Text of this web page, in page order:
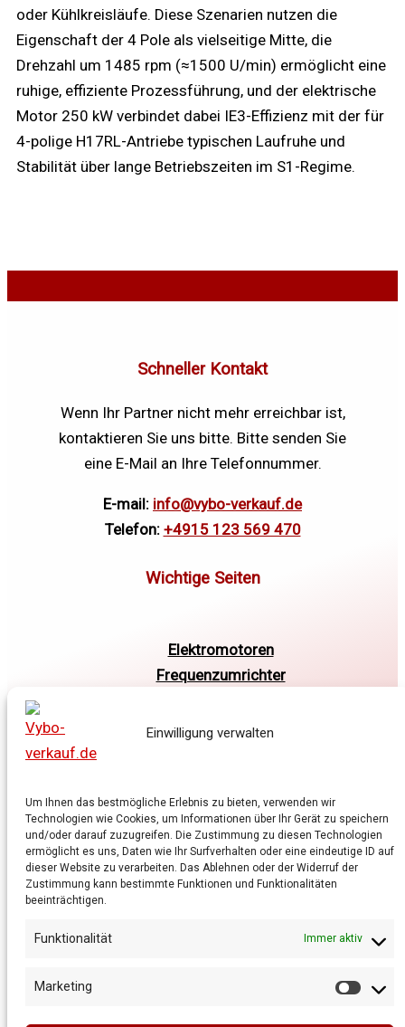
Einwilligung verwalten
Um Ihnen das bestmögliche Erlebnis zu bieten, verwenden wir
Technologien wie Cookies, um Informationen über Ihr Gerät zu speichern
und/oder darauf zuzugreifen. Die Zustimmung zu diesen Technologien
ermöglicht es uns, Daten wie Ihr Surfverhalten oder eine eindeutige ID auf
dieser Website zu verarbeiten. Das Ablehnen oder der Widerruf der
Zustimmung kann bestimmte Funktionen und Funktionalitäten
beeinträchtigen.
Funktionalität Immer aktiv
Marketing
oder Kühlkreisläufe. Diese Szenarien nutzen die
Eigenschaft der 4 Pole als vielseitige Mitte, die
Drehzahl um 1485 rpm (≈1500 U/min) ermöglicht eine
ruhige, effiziente Prozessführung, und der elektrische
Motor 250 kW verbindet dabei IE3-Effizienz mit der für
4-polige H17RL-Antriebe typischen Laufruhe und
Stabilität über lange Betriebszeiten im S1-Regime.
Schneller Kontakt
Wenn Ihr Partner nicht mehr erreichbar ist,
kontaktieren Sie uns bitte. Bitte senden Sie
eine E-Mail an Ihre Telefonnummer.
E-mail: info@vybo-verkauf.de
Telefon: +4915 123 569 470
Elektromotoren
Frequenzumrichter
Datenschutzrichtlinie
Cookie-Richtlinie